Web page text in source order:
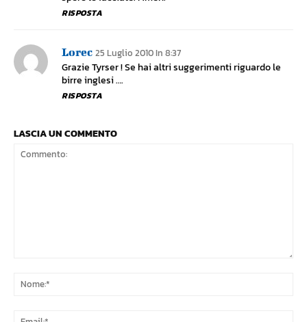
RISPOSTA
Lorec 25 Luglio 2010 In 8:37
Grazie Tyrser ! Se hai altri suggerimenti riguardo le
birre inglesi ….
RISPOSTA
LASCIA UN COMMENTO